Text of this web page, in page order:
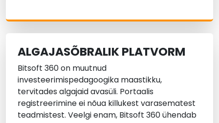
ALGAJASÕBRALIK PLATVORM
Bitsoft 360 on muutnud
investeerimispedagoogika maastikku,
tervitades algajaid avasüli. Portaalis
registreerimine ei nõua killukest varasematest
teadmistest. Veelgi enam, Bitsoft 360 ühendab